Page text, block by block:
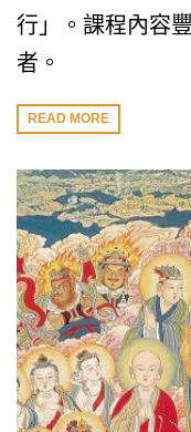
行」。課程內容
者。
READ MORE